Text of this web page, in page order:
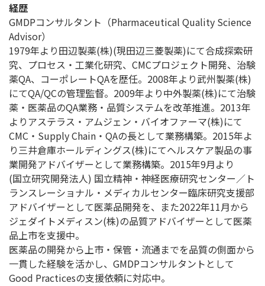
経歴
GMDPコンサルタント（Pharmaceutical Quality Science
Advisor）
1979年より田辺製薬(株)(現田辺三菱製薬)にて合成探索研
究、プロセス・工業化研究、CMCプロジェクト開発、治験
薬QA、コーポレートQAを歴任。2008年より武州製薬(株)
にてQA/QCの管理監督。2009年より中外製薬(株)にて治験
薬・医薬品のQA業務・品質システムを改革推進。2013年
よりアステラス・アムジェン・バイオファーマ(株)にて
CMC・Supply Chain・QAの長として業務構築。2015年よ
り三井倉庫ホールディングス(株)にてヘルスケア製品の事
業開発アドバイザーとして業務構築。2015年9月より
(国立研究開発法人) 国立精神・神経医療研究センター／ト
ランスレーショナル・メディカルセンター臨床研究支援部
アドバイザーとして医薬品開発を、また2022年11月から
ジェダイトメディスン(株)の品質アドバイザーとして医薬
品上市を支援中。
医薬品の開発から上市・保管・流通までを品質の側面から
一貫した経験を活かし、GMDPコンサルタントとして
Good Practicesの支援依頼に対応中。